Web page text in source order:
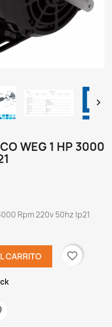

WEG 1 HP 3000
Rpm 220v 50hz Ip21
CARRITO favorite_border